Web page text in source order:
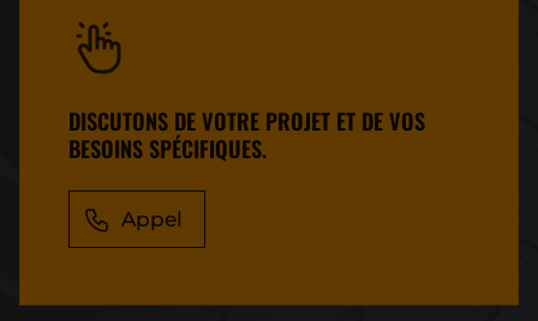
DISCUTONS DE VOTRE PROJET ET DE VOS
BESOINS SPÉCIFIQUES.
Appel